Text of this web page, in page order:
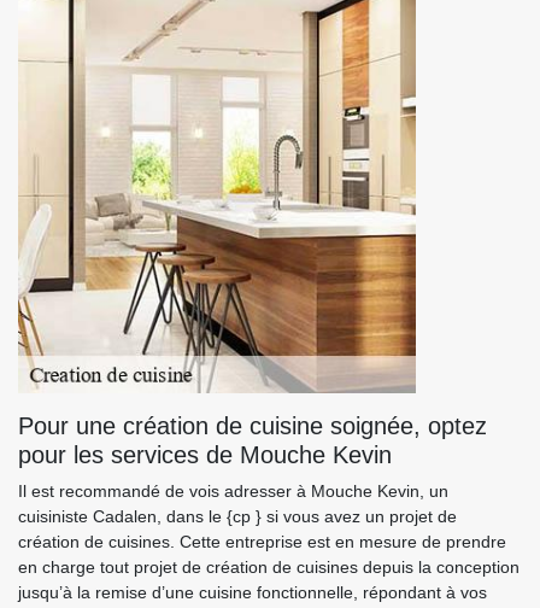
Pour une création de cuisine soignée, optez
pour les services de Mouche Kevin
Il est recommandé de vois adresser à Mouche Kevin, un
cuisiniste Cadalen, dans le {cp } si vous avez un projet de
création de cuisines. Cette entreprise est en mesure de prendre
en charge tout projet de création de cuisines depuis la conception
jusqu’à la remise d’une cuisine fonctionnelle, répondant à vos